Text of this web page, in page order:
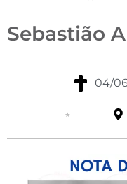
Sebastião
04/